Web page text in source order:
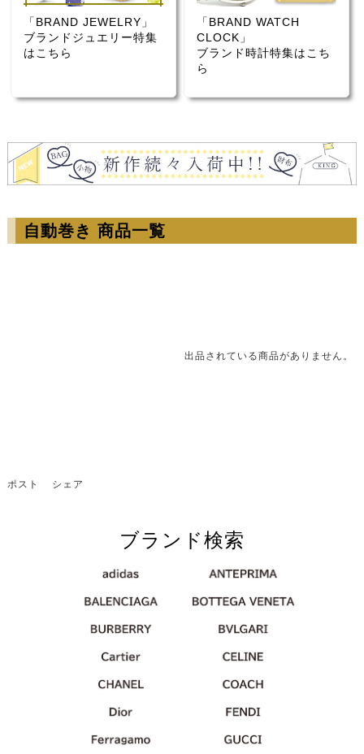
「BRAND JEWELRY」
ブランドジュエリー特集
はこちら
「BRAND WATCH
CLOCK」
ブランド時計特集はこち
ら
自動巻き 商品一覧
出品されている商品がありません。
シェア
ポスト
ブランド検索